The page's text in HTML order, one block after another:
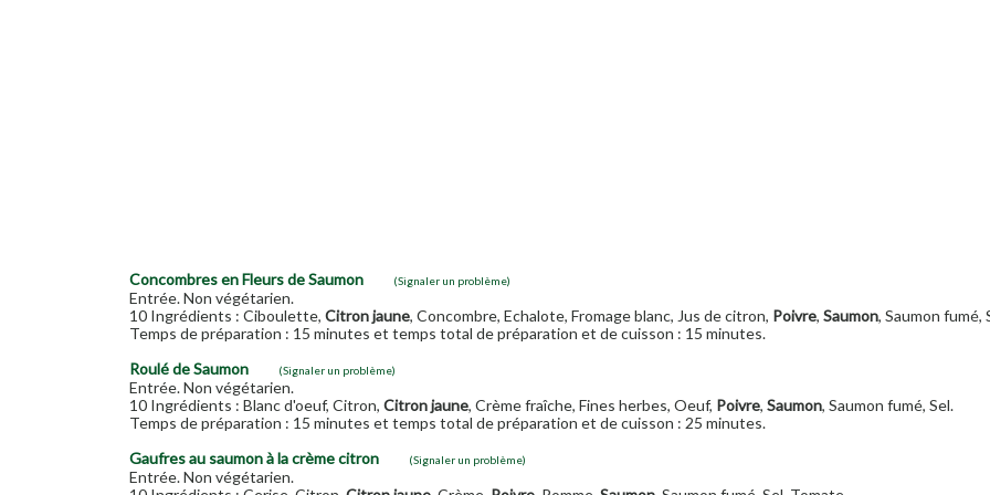
Concombres en Fleurs de Saumon (Signaler un problème)
Entrée. Non végétarien.
10 Ingrédients : Ciboulette, Citron jaune, Concombre, Echalote, Fromage blanc, Jus de citron, Poivre, Saumon, Saumon fumé,
Temps de préparation : 15 minutes et temps total de préparation et de cuisson : 15 minutes.
Roulé de Saumon
(Signaler un problème)
Entrée. Non végétarien.
10 Ingrédients : Blanc d'oeuf, Citron, Citron jaune, Crème fraîche, Fines herbes, Oeuf, Poivre, Saumon, Saumon fumé, Sel.
Temps de préparation : 15 minutes et temps total de préparation et de cuisson : 25 minutes.
Gaufres au saumon à la crème citron
(Signaler un problème)
Entrée. Non végétarien.